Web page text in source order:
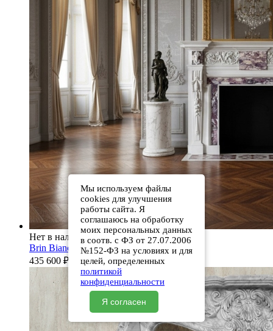
Нет в наличии
Brin Bianco Extra
435 600 ₽
Мы используем файлы
cookies для улучшения
работы сайта. Я
соглашаюсь на обработку
моих персональных данных
в соотв. с ФЗ от 27.07.2006
№152-ФЗ на условиях и для
целей, определенных
политикой
конфиденциальности
Я согласен